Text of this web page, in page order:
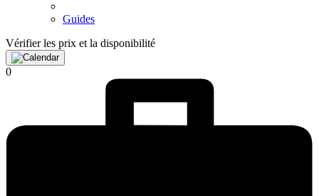
Guides
Vérifier les prix et la disponibilité
0